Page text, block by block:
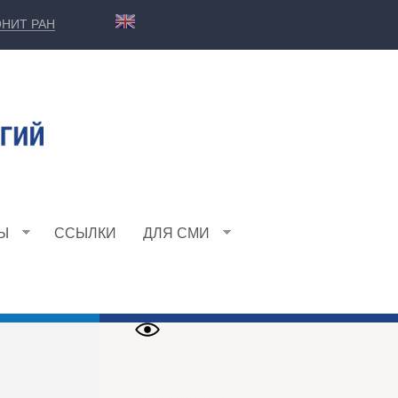
РАН
ССЫЛКИ ДЛЯ СМИ